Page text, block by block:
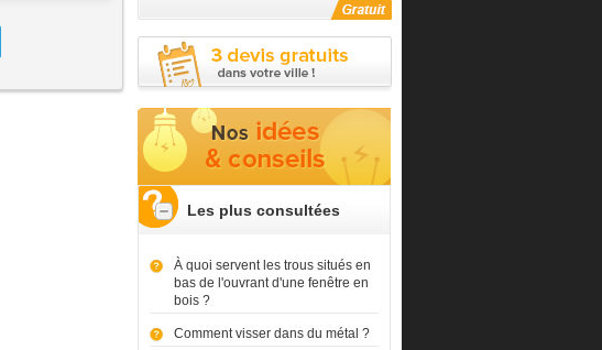
Les plus consultées
À quoi servent les trous situés en
bas de l'ouvrant d'une fenêtre en
bois ?
Comment visser dans du métal ?